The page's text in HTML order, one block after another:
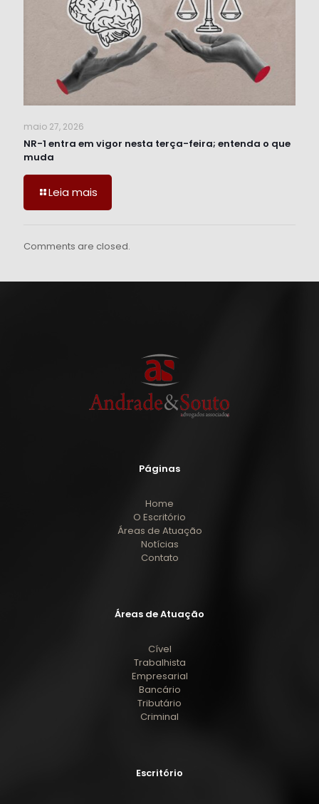
maio 27, 2026
NR-1 entra em vigor nesta terça-feira; entenda o que
muda
Leia mais
Comments are closed.
Páginas
Home
O Escritório
Áreas de Atuação
Notícias
Contato
Áreas de Atuação
Cível
Trabalhista
Empresarial
Bancário
Tributário
Criminal
Escritório